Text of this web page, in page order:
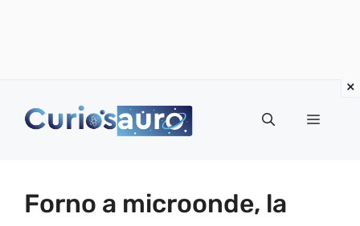
Menu
Forno a microonde, la